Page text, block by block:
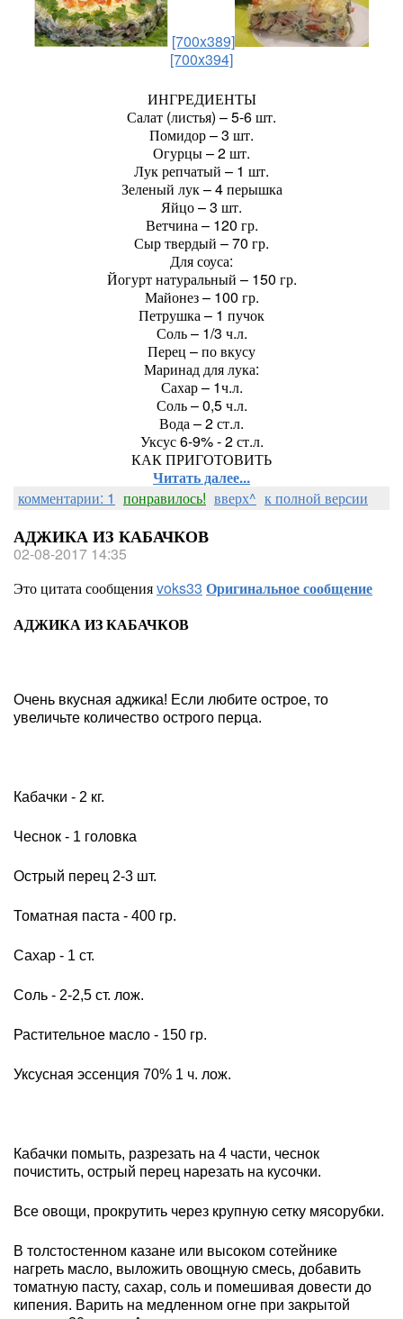
[700x389]
[700x394]
ИНГРЕДИЕНТЫ
Салат (листья) – 5-6 шт.
Помидор – 3 шт.
Огурцы – 2 шт.
Лук репчатый – 1 шт.
Зеленый лук – 4 перышка
Яйцо – 3 шт.
Ветчина – 120 гр.
Сыр твердый – 70 гр.
Для соуса:
Йогурт натуральный – 150 гр.
Майонез – 100 гр.
Петрушка – 1 пучок
Соль – 1/3 ч.л.
Перец – по вкусу
Маринад для лука:
Сахар – 1ч.л.
Соль – 0,5 ч.л.
Вода – 2 ст.л.
Уксус 6-9% - 2 ст.л.
КАК ПРИГОТОВИТЬ
Читать далее...
комментарии: 1 понравилось! вверх^ к полной версии
АДЖИКА ИЗ КАБАЧКОВ
02-08-2017 14:35
Это цитата сообщенияvoks33 Оригинальное сообщение
АДЖИКА ИЗ КАБАЧКОВ
Очень вкусная аджика! Если любите острое, то
увеличьте количество острого перца.
Кабачки - 2 кг.
Чеснок - 1 головка
Острый перец 2-3 шт.
Томатная паста - 400 гр.
Сахар - 1 ст.
Соль - 2-2,5 ст. лож.
Растительное масло - 150 гр.
Уксусная эссенция 70% 1 ч. лож.
Кабачки помыть, разрезать на 4 части, чеснок
почистить, острый перец нарезать на кусочки.
Все овощи, прокрутить через крупную сетку мясорубки.
В толстостенном казане или высоком сотейнике
нагреть масло, выложить овощную смесь, добавить
томатную пасту, сахар, соль и помешивая довести до
кипения. Варить на медленном огне при закрытой